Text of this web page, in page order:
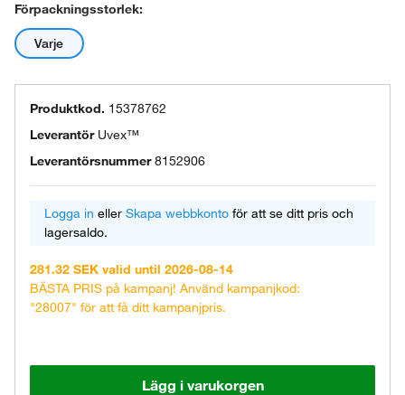
Förpackningsstorlek:
Varje
Produktkod. 15378762
Leverantör Uvex™
Leverantörsnummer 8152906
Logga in eller Skapa webbkonto för att se ditt pris och
lagersaldo.
281.32 SEK valid until 2026-08-14
BÄSTA PRIS på kampanj! Använd kampanjkod:
"28007" för att få ditt kampanjpris.
Lägg i varukorgen